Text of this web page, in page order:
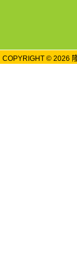
COPYRIGHT © 2026